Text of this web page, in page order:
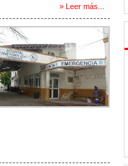
» Leer más...